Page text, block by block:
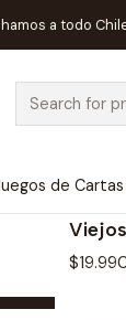
de Cartas
a todo